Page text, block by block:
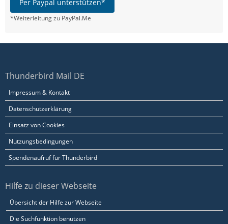
Per Paypal unterstützen*
*Weiterleitung zu PayPal.Me
Thunderbird Mail DE
Impressum & Kontakt
Datenschutzerklärung
Einsatz von Cookies
Nutzungsbedingungen
Spendenaufruf für Thunderbird
Hilfe zu dieser Webseite
Übersicht der Hilfe zur Webseite
Die Suchfunktion benutzen